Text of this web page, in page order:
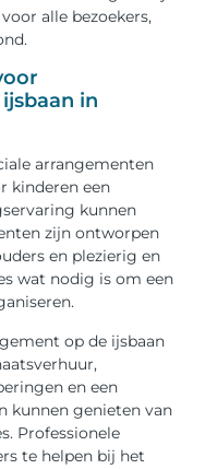
alle bezoekers,
in
arrangementen
kinderen een
kunnen
zijn ontworpen
en plezierig en
wat nodig is om een
op de ijsbaan
en een
kunnen genieten van
Professionele
te helpen bij het